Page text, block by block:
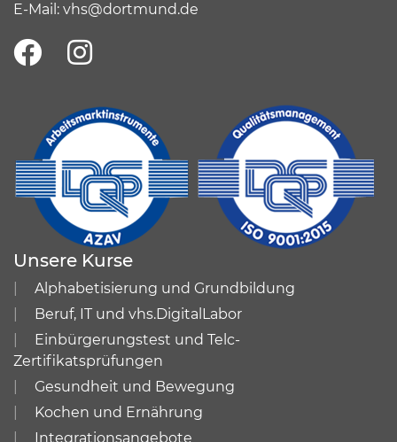
E-Mail: vhs@dortmund.de
Unsere Kurse
Alphabetisierung und Grundbildung
Beruf, IT und vhs.DigitalLabor
Einbürgerungstest und Telc-
Zertifikatsprüfungen
Gesundheit und Bewegung
Kochen und Ernährung
Integrationsangebote